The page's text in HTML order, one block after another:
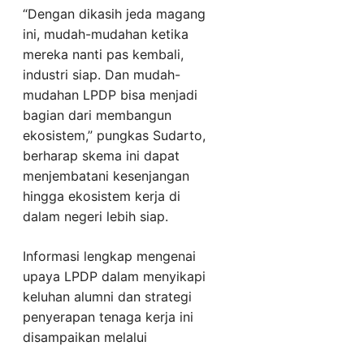
“Dengan dikasih jeda magang
ini, mudah-mudahan ketika
mereka nanti pas kembali,
industri siap. Dan mudah-
mudahan LPDP bisa menjadi
bagian dari membangun
ekosistem,” pungkas Sudarto,
berharap skema ini dapat
menjembatani kesenjangan
hingga ekosistem kerja di
dalam negeri lebih siap.
Informasi lengkap mengenai
upaya LPDP dalam menyikapi
keluhan alumni dan strategi
penyerapan tenaga kerja ini
disampaikan melalui